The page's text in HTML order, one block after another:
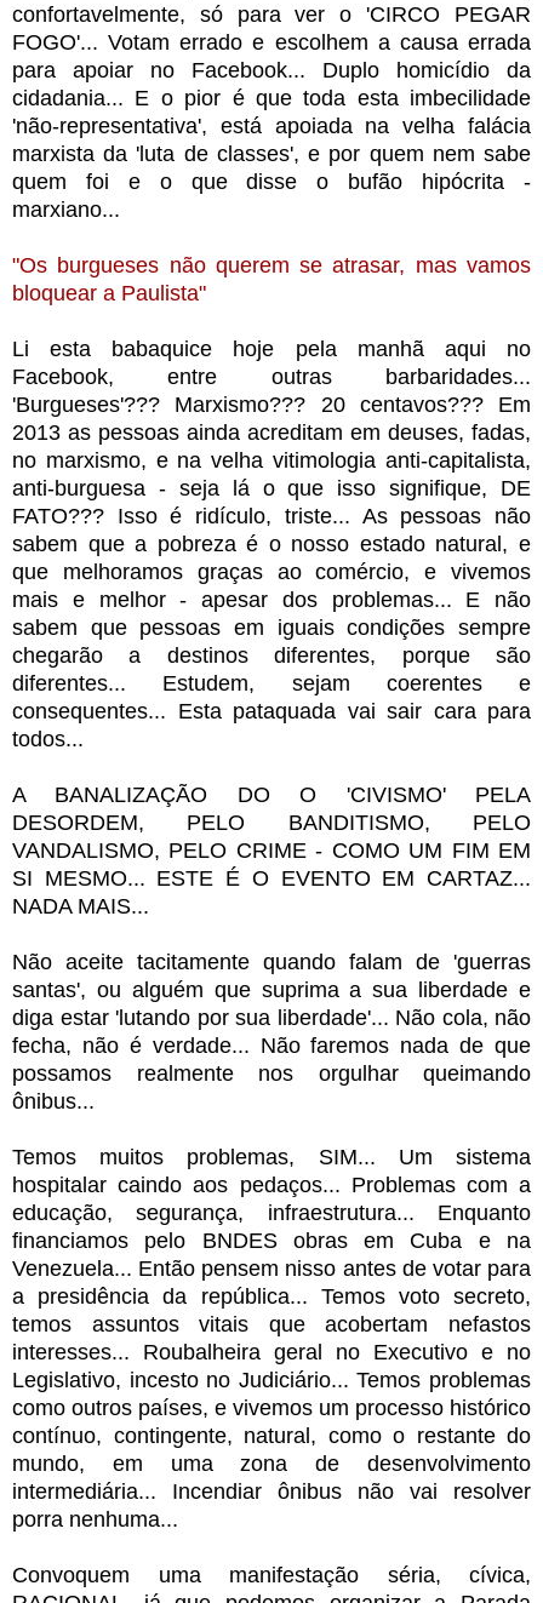
confortavelmente, só para ver o 'CIRCO PEGAR
FOGO'... Votam errado e escolhem a causa errada
para apoiar no Facebook... Duplo homicídio da
cidadania... E o pior é que toda esta imbecilidade
'não-representativa', está apoiada na velha falácia
marxista da 'luta de classes', e por quem nem sabe
quem foi e o que disse o bufão hipócrita -
marxiano...
"Os burgueses não querem se atrasar, mas vamos
bloquear a Paulista"
Li esta babaquice hoje pela manhã aqui no
Facebook, entre outras barbaridades...
'Burgueses'??? Marxismo??? 20 centavos??? Em
2013 as pessoas ainda acreditam em deuses, fadas,
no marxismo, e na velha vitimologia anti-capitalista,
anti-burguesa - seja lá o que isso signifique, DE
FATO??? Isso é ridículo, triste... As pessoas não
sabem que a pobreza é o nosso estado natural, e
que melhoramos graças ao comércio, e vivemos
mais e melhor - apesar dos problemas... E não
sabem que pessoas em iguais condições sempre
chegarão a destinos diferentes, porque são
diferentes... Estudem, sejam coerentes e
consequentes... Esta pataquada vai sair cara para
todos...
A BANALIZAÇÃO DO O 'CIVISMO' PELA
DESORDEM, PELO BANDITISMO, PELO
VANDALISMO, PELO CRIME - COMO UM FIM EM
SI MESMO... ESTE É O EVENTO EM CARTAZ...
NADA MAIS...
Não aceite tacitamente quando falam de 'guerras
santas', ou alguém que suprima a sua liberdade e
diga estar 'lutando por sua liberdade'... Não cola, não
fecha, não é verdade... Não faremos nada de que
possamos realmente nos orgulhar queimando
ônibus...
Temos muitos problemas, SIM... Um sistema
hospitalar caindo aos pedaços... Problemas com a
educação, segurança, infraestrutura... Enquanto
financiamos pelo BNDES obras em Cuba e na
Venezuela... Então pensem nisso antes de votar para
a presidência da república... Temos voto secreto,
temos assuntos vitais que acobertam nefastos
interesses... Roubalheira geral no Executivo e no
Legislativo, incesto no Judiciário... Temos problemas
como outros países, e vivemos um processo histórico
contínuo, contingente, natural, como o restante do
mundo, em uma zona de desenvolvimento
intermediária... Incendiar ônibus não vai resolver
porra nenhuma...
Convoquem uma manifestação séria, cívica,